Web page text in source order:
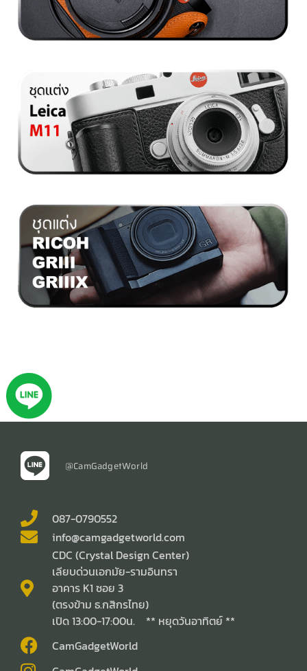
@CamGadgetWorld
087-0790552
info@camgadgetworld.com
CDC (Crystal Design Center)
เลียบด่วนเอกมัย-รามอินทรา
อาคาร K1 ซอย 3
(ตรงข้าม ธ.กสิกรไทย)
เปิด 13:00-17:00น. ** หยุดวันอาทิตย์ **
CamGadgetWorld